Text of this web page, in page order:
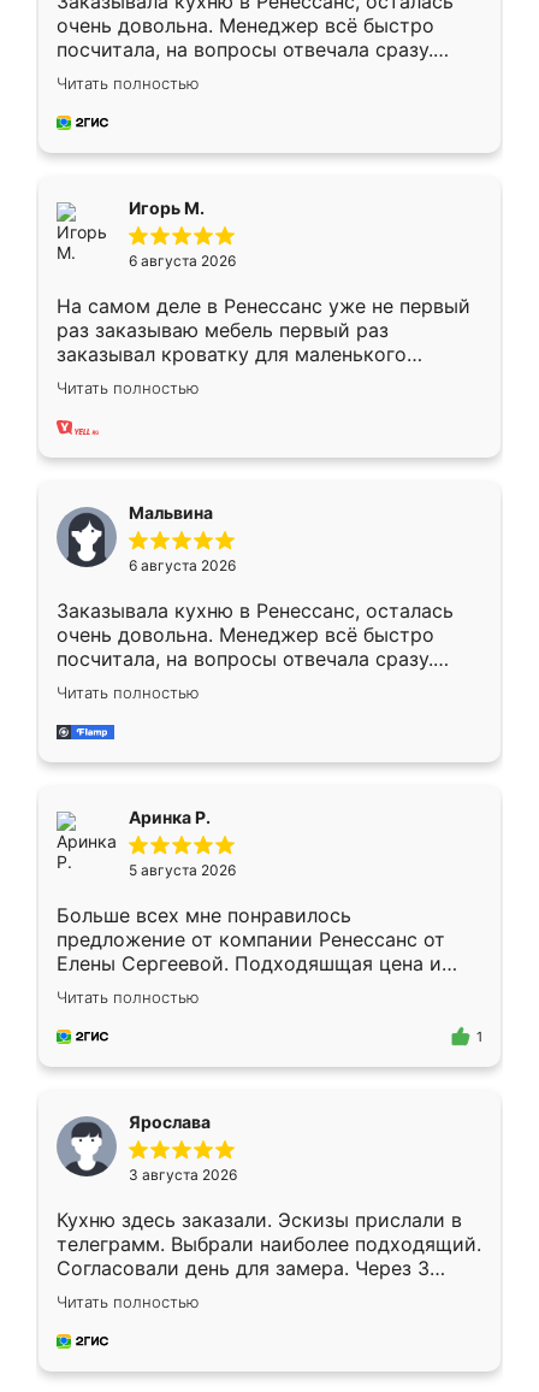
очень довольна. Менеджер всё быстро
посчитала, на вопросы отвечала сразу.
Замерщик приехал в субботу, подошёл к
делу со всей ответственностью. Собрали
за день, ребята работали аккуратно, даже
Читать полностью
Игорь М.
6 августа 2026
На самом деле в Ренессанс уже не первый
раз заказываю мебель первый раз
заказывал кроватку для маленького
ребёнка при его рождении ,во второй раз
заказал шкаф-купе. По качеству очень
хорошее сборка достаточно быстрая,
меньше, здесь же он более разнообразный.
Мне нравится ,если что-то потребуется из
мебели буду заказывать только здесь.
Читать полностью
Мальвина
6 августа 2026
Заказывала кухню в Ренессанс, осталась
очень довольна. Менеджер всё быстро
посчитала, на вопросы отвечала сразу.
Замерщик приехал в субботу, подошёл к
делу со всей ответственностью. Собрали
за день, ребята работали аккуратно, даже
Читать полностью
Аринка Р.
5 августа 2026
Больше всех мне понравилось
предложение от компании Ренессанс от
Елены Сергеевой. Подходяшщая цена и
короткие сроки изготовления. Приехавший
для замера сотрудник Владислав
предложил по моему эскизу самый
Читать полностью
1
Ярослава
3 августа 2026
Кухню здесь заказали. Эскизы прислали в
телеграмм. Выбрали наиболее подходящий.
Согласовали день для замера. Через 3
недели кухня была уже готова. Остались
довольны работой. Спасибо Ренессанс
мебель за качественную работу!
Читать полностью